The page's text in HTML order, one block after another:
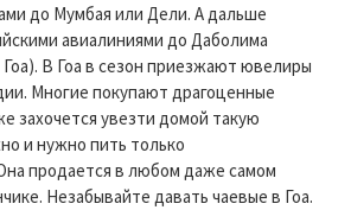
до Мумбая или Дели. А дальше
авиалиниями до Даболима
В Гоа в сезон приезжают ювелиры
Многие покупают драгоценные
захочется увезти домой такую
и нужно пить только
продается в любом даже самом
Незабывайте давать чаевые в Гоа.